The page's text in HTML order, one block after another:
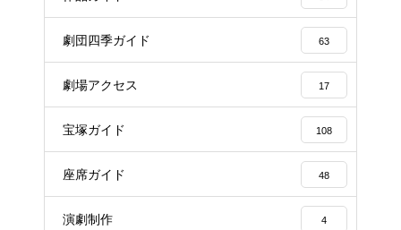
劇団四季ガイド 63
劇場アクセス 17
宝塚ガイド 108
座席ガイド 48
演劇制作 4